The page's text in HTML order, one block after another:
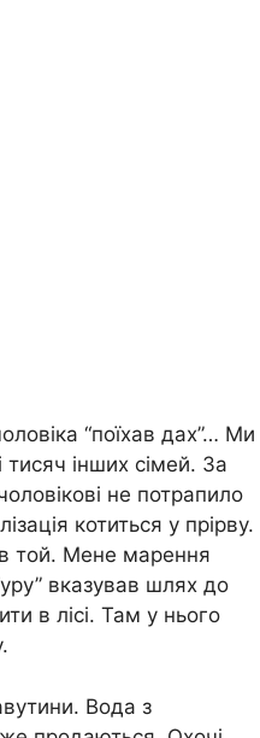
“поїхав дах”… Ми
інших сімей. За
не потрапило
котиться у прірву.
той. Мене марення
вказував шлях до
в лісі. Там у нього
Вода з